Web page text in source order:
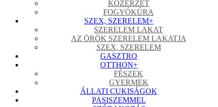
KÖZÉRZET
FOGYÓKÚRA
SZEX, SZERELEM+
SZERELEM LAKAT
AZ ÖRÖK SZERELEM LAKATJA
SZEX, SZERELEM
GASZTRO
OTTHON+
FÉSZEK
GYERMEK
ÁLLATI CUKISÁGOK
PASISZEMMEL